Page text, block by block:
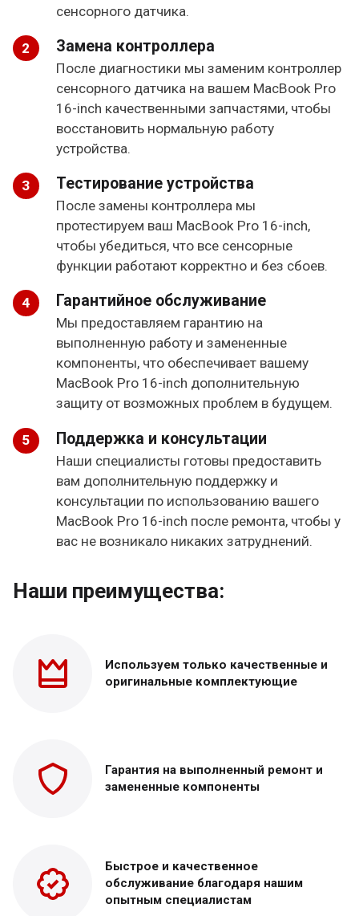
сенсорного датчика.
Замена контроллера
После диагностики мы заменим контроллер
сенсорного датчика на вашем MacBook Pro
16-inch качественными запчастями, чтобы
восстановить нормальную работу
устройства.
Тестирование устройства
После замены контроллера мы
протестируем ваш MacBook Pro 16-inch,
чтобы убедиться, что все сенсорные
функции работают корректно и без сбоев.
Гарантийное обслуживание
Мы предоставляем гарантию на
выполненную работу и замененные
компоненты, что обеспечивает вашему
MacBook Pro 16-inch дополнительную
защиту от возможных проблем в будущем.
Поддержка и консультации
Наши специалисты готовы предоставить
вам дополнительную поддержку и
консультации по использованию вашего
MacBook Pro 16-inch после ремонта, чтобы у
вас не возникало никаких затруднений.
Наши преимущества:
Используем только качественные и
оригинальные комплектующие
Гарантия на выполненный ремонт и
замененные компоненты
Быстрое и качественное
обслуживание благодаря нашим
опытным специалистам